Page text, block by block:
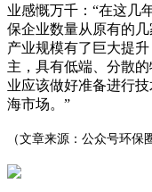
业感慨万千：“在这几
保企业数量从原有的
产业规模有了巨大提
主，具有低端、分散
业应该做好准备进行
海市场。”
（文章来源：公众号环保